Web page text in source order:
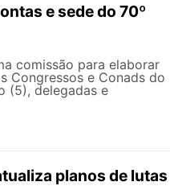
e sede do 70º
comissão para elaborar
Congressos e Conads do
(5), delegadas e
planos de lutas